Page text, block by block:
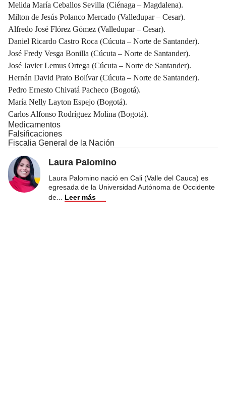
Melida María Ceballos Sevilla (Ciénaga – Magdalena).
Milton de Jesús Polanco Mercado (Valledupar – Cesar).
Alfredo José Flórez Gómez (Valledupar – Cesar).
Daniel Ricardo Castro Roca (Cúcuta – Norte de Santander).
José Fredy Vesga Bonilla (Cúcuta – Norte de Santander).
José Javier Lemus Ortega (Cúcuta – Norte de Santander).
Hernán David Prato Bolívar (Cúcuta – Norte de Santander).
Pedro Ernesto Chivatá Pacheco (Bogotá).
María Nelly Layton Espejo (Bogotá).
Carlos Alfonso Rodríguez Molina (Bogotá).
Medicamentos
Falsificaciones
Fiscalia General de la Nación
Laura Palomino
Laura Palomino nació en Cali (Valle del Cauca) es
egresada de la Universidad Autónoma de Occidente
de
Leer más